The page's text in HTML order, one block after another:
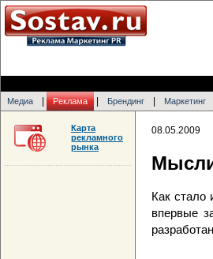
Медиа Реклама Брендинг Маркетинг
08.05.2009
Как стало
впервые
Карта
рекламного
рынка